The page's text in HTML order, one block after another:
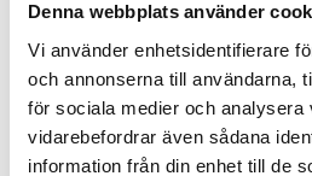
Denna webbplats använder
Vi använder enhetsidentifierare
och annonserna till användarna,
för sociala medier och analysera
vidarebefordrar även sådana
information från din enhet till de
RELATED